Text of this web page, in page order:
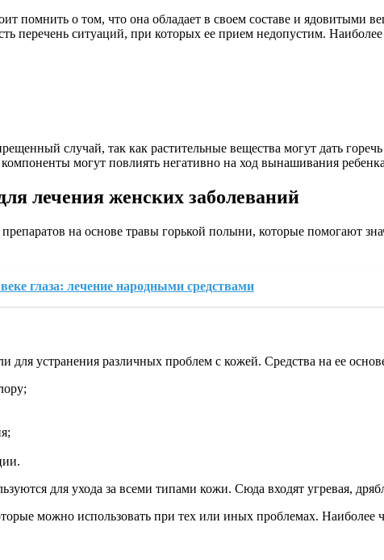
помнить о том, что она обладает в своем составе и ядовитыми
перечень ситуаций, при которых ее прием недопустим.
случай, так как растительные вещества могут дать
компоненты могут повлиять негативно на ход вынашивания
лечения женских заболеваний
на основе травы горькой полыни, которые помогают
глаза: лечение народными средствами
для устранения различных проблем с кожей. Средства на ее
для ухода за всеми типами кожи. Сюда входят угревая,
можно использовать при тех или иных проблемах. Наиболее